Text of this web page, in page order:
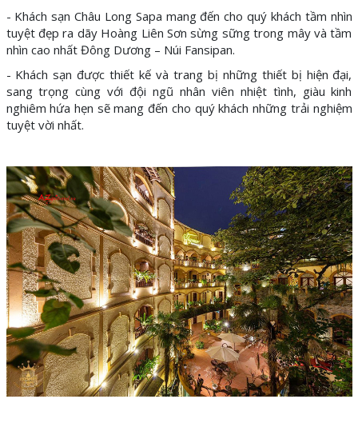
- Khách sạn Châu Long Sapa mang đến cho quý khách tầm nhìn
tuyệt đẹp ra dãy Hoàng Liên Sơn sừng sững trong mây và tầm
nhìn cao nhất Đông Dương – Núi Fansipan.
- Khách sạn được thiết kế và trang bị những thiết bị hiện đại,
sang trọng cùng với đội ngũ nhân viên nhiệt tình, giàu kinh
nghiêm hứa hẹn sẽ mang đến cho quý khách những trải nghiệm
tuyệt vời nhất.